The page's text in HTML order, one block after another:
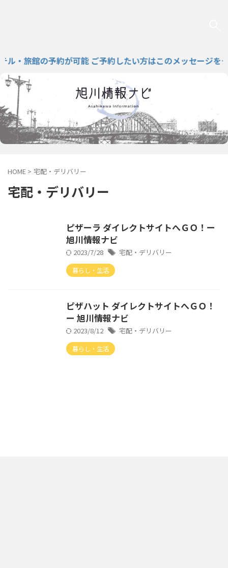
旅館の予約が可能 ご予約したい方はこのメッセージをクリ
HOME > 宅配・デリバリー
宅配・デリバリー
ピザーラ ダイレクトサイトへＧＯ！ー
旭川情報ナビ
2023/7/28 宅配・デリバリー
暮らし・生活
ピザハット ダイレクトサイトへＧＯ！
ー 旭川情報ナビ
2023/8/12 宅配・デリバリー
暮らし・生活